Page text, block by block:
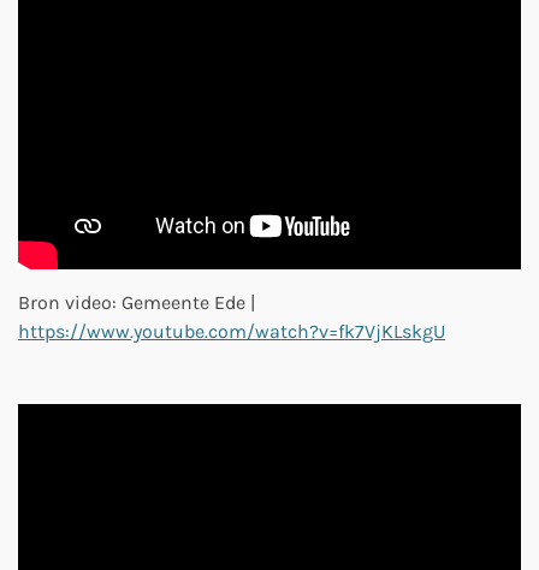
Bron video: Gemeente Ede |
https://www.youtube.com/watch?v=fk7VjKLskgU